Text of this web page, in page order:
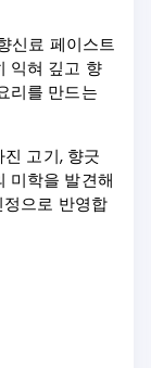
신료 페이스트
익혀 깊고 향
리를 만드는
고기, 향긋
미학을 발견해
으로 반영합